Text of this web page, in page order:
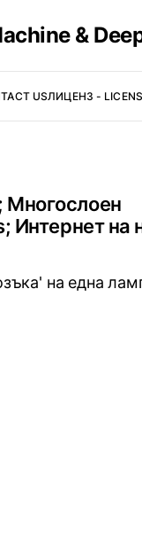
&
USЛИЦЕНЗ -
Многослоен
Интернет на
на една